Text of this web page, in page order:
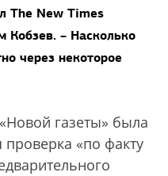
The New Times
Кобзев. – Насколько
через некоторое
газеты» была
проверка «по факту